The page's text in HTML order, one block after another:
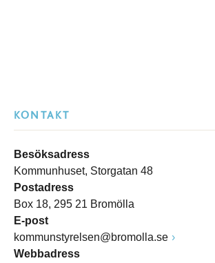
KONTAKT
Besöksadress
Kommunhuset, Storgatan 48
Postadress
Box 18, 295 21 Bromölla
E-post
kommunstyrelsen@bromolla.se
Webbadress